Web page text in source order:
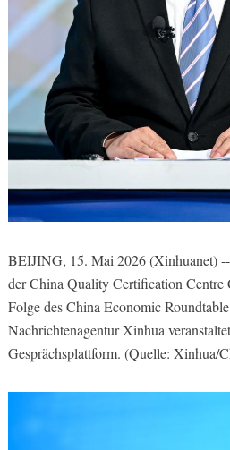
BEIJING, 15. Mai 2026 (Xinhuanet)
der China Quality Certification Centre
Folge des China Economic
Nachrichtenagentur Xinhua
Gesprächsplattform. (Quelle: Xinhua/